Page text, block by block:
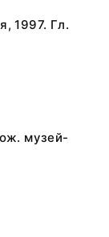
1997. Гл.
музей-